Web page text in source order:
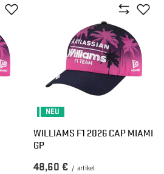
NEU
WILLIAMS F1 2026 CAP MIAMI
GP
48,60 € / artikel